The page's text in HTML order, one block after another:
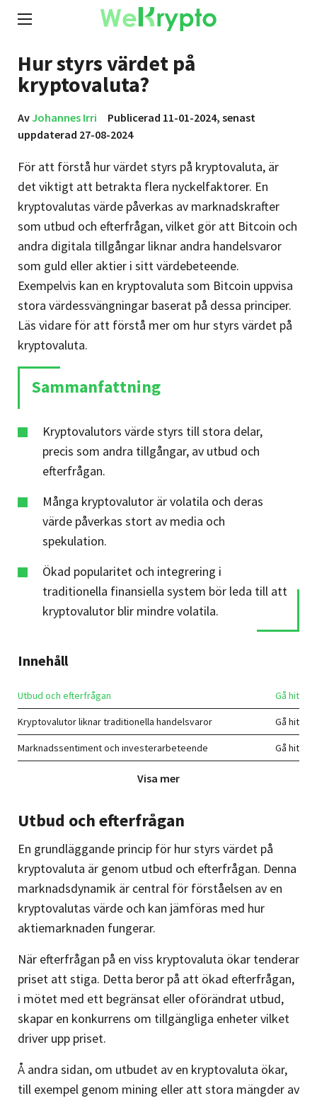
Hur styrs värdet på
kryptovaluta?
AvJohannes Irri
Publicerad 11-01-2024, senast
uppdaterad 27-08-2024
För att förstå hur värdet styrs på kryptovaluta, är
det viktigt att betrakta flera nyckelfaktorer. En
kryptovalutas värde påverkas av marknadskrafter
som utbud och efterfrågan, vilket gör att Bitcoin och
andra digitala tillgångar liknar andra handelsvaror
som guld eller aktier i sitt värdebeteende.
Exempelvis kan en kryptovaluta som Bitcoin uppvisa
stora värdessvängningar baserat på dessa principer.
Läs vidare för att förstå mer om hur styrs värdet på
kryptovaluta.
Sammanfattning
Kryptovalutors värde styrs till stora delar,
precis som andra tillgångar, av utbud och
efterfrågan.
Många kryptovalutor är volatila och deras
värde påverkas stort av media och
spekulation.
Ökad popularitet och integrering i
traditionella finansiella system bör leda till att
kryptovalutor blir mindre volatila.
Innehåll
Utbud och efterfrågan
Kryptovalutor liknar traditionella handelsvaror
Marknadssentiment och investerarbeteende
Spekulation och medias påverkanVisa mer
Utbud och efterfrågan
En grundläggande princip för hur styrs värdet på
kryptovaluta är genom utbud och efterfrågan. Denna
marknadsdynamik är central för förståelsen av en
kryptovalutas värde och kan jämföras med hur
aktiemarknaden fungerar.
När efterfrågan på en viss kryptovaluta ökar tenderar
priset att stiga. Detta beror på att ökad efterfrågan,
i mötet med ett begränsat eller oförändrat utbud,
skapar en konkurrens om tillgängliga enheter vilket
driver upp priset.
Å andra sidan, om utbudet av en kryptovaluta ökar,
till exempel genom mining eller att stora mängder av